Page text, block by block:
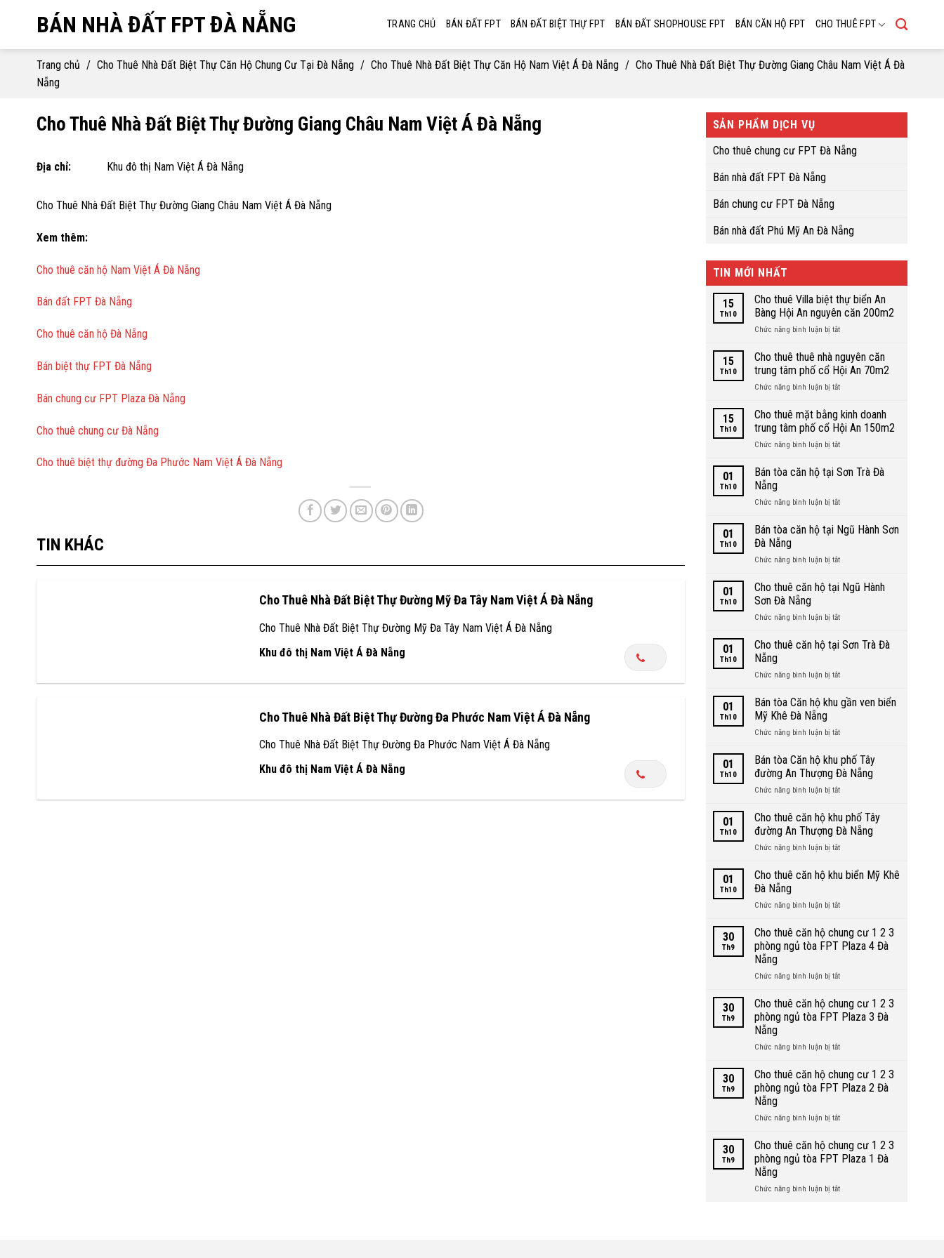
BÁN NHÀ ĐẤT FPT ĐÀ NẴNG TRANG CHỦ BÁN ĐẤT FPT BÁN ĐẤT BIỆT THỰ FPT BÁN ĐẤT SHOPHOUSE FPT BÁN CĂN HỘ FPT CHO THUÊ FPT
Trang chủ / Cho Thuê Nhà Đất Biệt Thự Căn Hộ Chung Cư Tại Đà Nẵng / Cho Thuê Nhà Đất Biệt Thự Căn Hộ Nam Việt Á Đà Nẵng / Cho Thuê Nhà Đất Biệt Thự Đường Giang Châu Nam Việt Á Đà
Nẵng
Cho Thuê Nhà Đất Biệt Thự Đường Giang Châu Nam Việt Á Đà Nẵng
Địa chỉ: Khu đô thị Nam Việt Á Đà Nẵng
Cho Thuê Nhà Đất Biệt Thự Đường Giang Châu Nam Việt Á Đà Nẵng
Xem thêm:
Cho thuê căn hộ Nam Việt Á Đà Nẵng
Bán đất FPT Đà Nẵng
Cho thuê căn hộ Đà Nẵng
Bán biệt thự FPT Đà Nẵng
Bán chung cư FPT Plaza Đà Nẵng
Cho thuê chung cư Đà Nẵng
Cho thuê biệt thự đường Đa Phước Nam Việt Á Đà Nẵng
TIN KHÁC
Cho Thuê Nhà Đất Biệt Thự Đường Mỹ Đa Tây Nam Việt Á Đà Nẵng
Cho Thuê Nhà Đất Biệt Thự Đường Mỹ Đa Tây Nam Việt Á Đà Nẵng
Khu đô thị Nam Việt Á Đà Nẵng
Cho Thuê Nhà Đất Biệt Thự Đường Đa Phước Nam Việt Á Đà Nẵng
Cho Thuê Nhà Đất Biệt Thự Đường Đa Phước Nam Việt Á Đà Nẵng
Khu đô thị Nam Việt Á Đà Nẵng
SẢN PHẨM DỊCH VỤ
Cho thuê chung cư FPT Đà Nẵng
Bán nhà đất FPT Đà Nẵng
Bán chung cư FPT Đà Nẵng
Bán nhà đất Phú Mỹ An Đà Nẵng
TIN MỚI NHẤT
15
Th10
Cho thuê Villa biệt thự biển An
Bàng Hội An nguyên căn 200m2
Chức năng bình luận bị tắtở
thuê
Villa
biệt
thự
An
Bàng
Hội
An
căn
15
Th10
Cho thuê thuê nhà nguyên căn
trung tâm phố cổ Hội An 70m2
Chức năng bình luận bị tắtở
thuê
thuê
nhà
nguyên
trung
cổ
An
15
Th10
Cho thuê mặt bằng kinh doanh
trung tâm phố cổ Hội An 150m2
Chức năng bình luận bị tắtở
thuê
kinh
trung
cổ
An
01
Th10
Bán tòa căn hộ tại Sơn Trà Đà
Nẵng
Chức năng bình luận bị tắtở
tòa
căn
tại
Trà
01
Th10
Bán tòa căn hộ tại Ngũ Hành Sơn
Đà Nẵng
Chức năng bình luận bị tắtở
tòa
căn
tại
Hành
Nẵng
01
Th10
Cho thuê căn hộ tại Ngũ Hành
Sơn Đà Nẵng
Chức năng bình luận bị tắtở
thuê
tại
Hành
Nẵng
01
Th10
Cho thuê căn hộ tại Sơn Trà Đà
Nẵng
Chức năng bình luận bị tắtở
thuê
căn
tại
Trà
Đà
01
Th10
Bán tòa Căn hộ khu gần ven biển
Mỹ Khê Đà Nẵng
Chức năng bình luận bị tắtở
tòa
Căn
hộ
khu
ven
biển
Khê
Nẵng
01
Th10
Bán tòa Căn hộ khu phố Tây
đường An Thượng Đà Nẵng
Chức năng bình luận bị tắtở
tòa
Căn
hộ
khu
Tây
Thượng
Nẵng
01
Th10
Cho thuê căn hộ khu phố Tây
đường An Thượng Đà Nẵng
Chức năng bình luận bị tắtở
thuê
khu
Tây
đường
Đà
01
Th10
Cho thuê căn hộ khu biển Mỹ Khê
Đà Nẵng
Chức năng bình luận bị tắtở
thuê
căn
hộ
biển
Khê
Đà
Nẵng
30
Th9
Cho thuê căn hộ chung cư 1 2 3
phòng ngủ tòa FPT Plaza 4 Đà
Nẵng
Chức năng bình luận bị tắtở
thuê
căn
hộ
cư
2
3
phòng
tòa
Plaza
4
30
Th9
Cho thuê căn hộ chung cư 1 2 3
phòng ngủ tòa FPT Plaza 3 Đà
Nẵng
Chức năng bình luận bị tắtở
thuê
căn
hộ
cư
2
3
phòng
tòa
30
Th9
Cho thuê căn hộ chung cư 1 2 3
phòng ngủ tòa FPT Plaza 2 Đà
Nẵng
Chức năng bình luận bị tắtở
thuê
căn
hộ
cư
30
Th9
Cho thuê căn hộ chung cư 1 2 3
phòng ngủ tòa FPT Plaza 1 Đà
Nẵng
Chức năng bình luận bị tắtở